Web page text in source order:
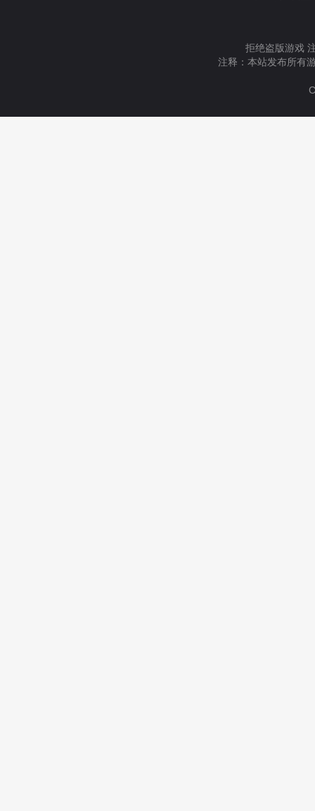
拒绝盗版游戏
注释：本站发布所有